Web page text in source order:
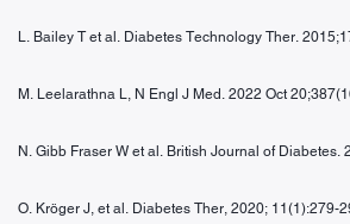
L. Bailey T et al. Diabetes Technology Ther.
M. Leelarathna L, N Engl J Med. 2022 Oct
N. Gibb Fraser W et al. British Journal of Diabetes.
O. Kröger J, et al. Diabetes Ther, 2020; 11(1):279-